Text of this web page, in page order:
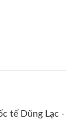
tế Dũng Lạc